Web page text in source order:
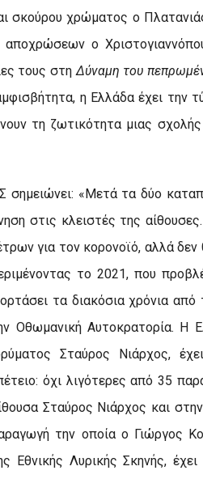
σκούρου χρώματος ο
ο
τους στηΔύναμη του
η Ελλάδα έχει την
τη ζωτικότητα μιας
σημειώνει: «Μετά τα δύο
στις κλειστές της
για τον κορονοϊό, αλλά δεν
το 2021, που
τα διακόσια χρόνια
Οθωμανική Αυτοκρατορία. Η
Σταύρος Νιάρχος,
όχι λιγότερες από 35
Σταύρος Νιάρχος και
την οποία ο Γιώργος
Εθνικής Λυρικής Σκηνής,